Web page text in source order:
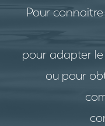
Pour
pour adapter
ou pour